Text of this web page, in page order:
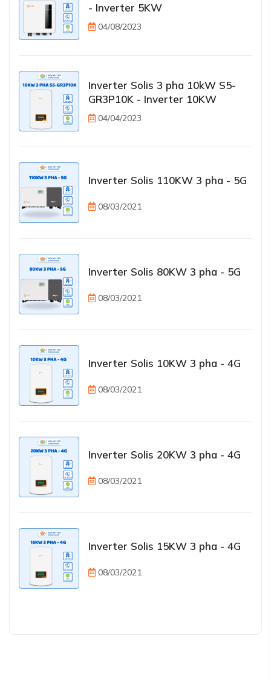
- Inverter 5KW
04/08/2023
Inverter Solis 3 pha 10kW S5-
GR3P10K - Inverter 10KW
04/04/2023
Inverter Solis 110KW 3 pha - 5G
08/03/2021
Inverter Solis 80KW 3 pha - 5G
08/03/2021
Inverter Solis 10KW 3 pha - 4G
08/03/2021
Inverter Solis 20KW 3 pha - 4G
08/03/2021
Inverter Solis 15KW 3 pha - 4G
08/03/2021